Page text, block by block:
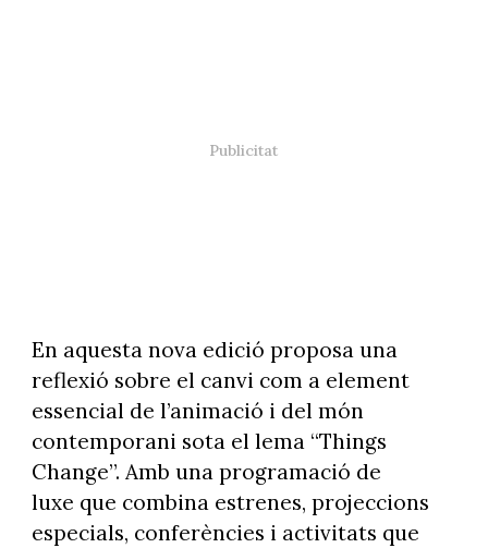
En aquesta nova edició proposa una
reflexió sobre el canvi com a element
essencial de l’animació i del món
contemporani sota el lema “Things
Change”. Amb una programació de
luxe que combina estrenes, projeccions
especials, conferències i activitats que